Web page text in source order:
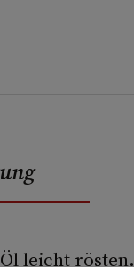
leicht rösten.